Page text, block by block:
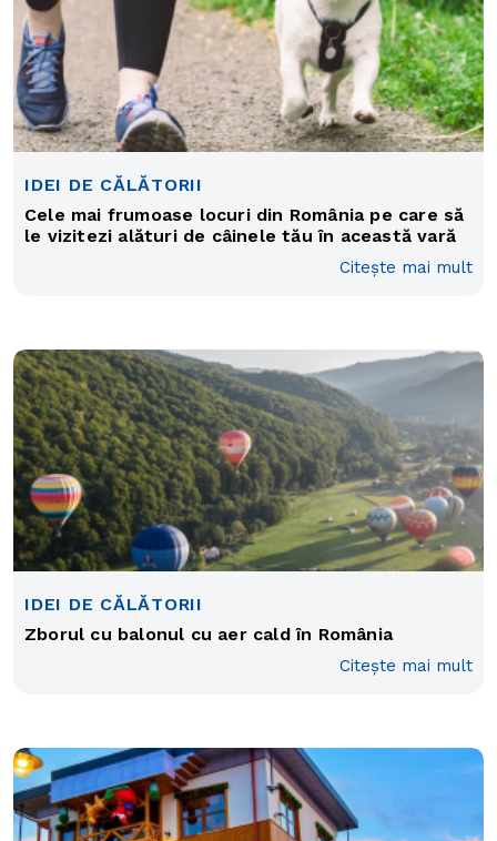
IDEI DE CĂLĂTORII
Cele mai frumoase locuri din România pe care să
le vizitezi alături de câinele tău în această vară
Citește mai mult
IDEI DE CĂLĂTORII
Zborul cu balonul cu aer cald în România
Citește mai mult